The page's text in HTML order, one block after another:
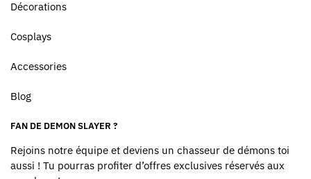
Décorations
Cosplays
Accessories
Blog
FAN DE DEMON SLAYER ?
Rejoins notre équipe et deviens un chasseur de démons toi
aussi ! Tu pourras profiter d’offres exclusives réservés aux